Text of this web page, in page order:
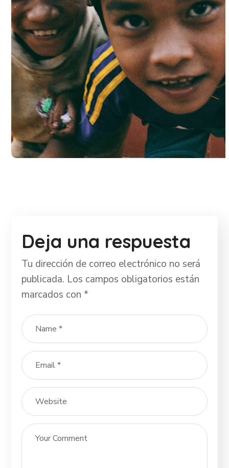
Children in Africa
#AFRICA
Deja una respuesta
Tu dirección de correo electrónico no será
publicada. Los campos obligatorios están
marcados con *